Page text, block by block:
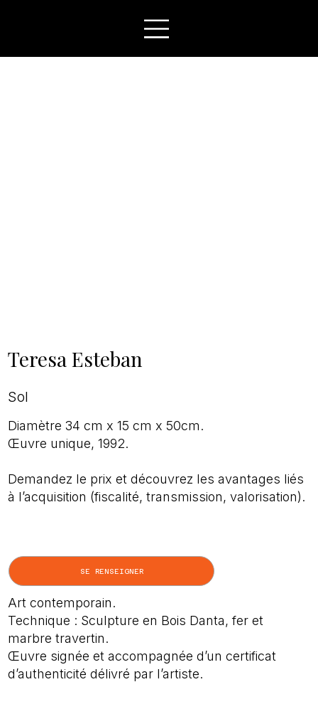
Teresa Esteban
Sol
Diamètre 34 cm x 15 cm x 50cm.
Œuvre unique, 1992.
Demandez le prix et découvrez les avantages liés
à l’acquisition (fiscalité, transmission, valorisation).
SE RENSEIGNER
Art contemporain.
Technique : Sculpture en Bois Danta, fer et
marbre travertin.
Œuvre signée et accompagnée d’un certificat
d’authenticité délivré par l’artiste.